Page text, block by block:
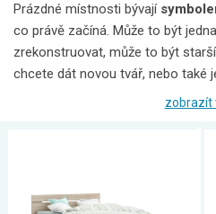
Prázdné místnosti bývají
co právě začíná. Může to být
zrekonstruovat, může to být
chcete dát novou tvář, nebo také
Zařiďte to své
vše, na co si jen vzpomenete.
zobrazít